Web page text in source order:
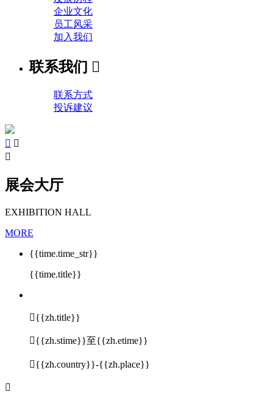
企业文化
员工风采
加入我们
联系我们 
联系方式
投诉建议
 

展会大厅
EXHIBITION HALL
MORE
{{time.time_str}}
{{time.title}}
{{zh.title}}
{{zh.stime}}至{{zh.etime}}
{{zh.country}}-{{zh.place}}
